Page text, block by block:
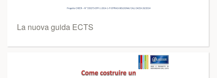
La nuova guida ECTS